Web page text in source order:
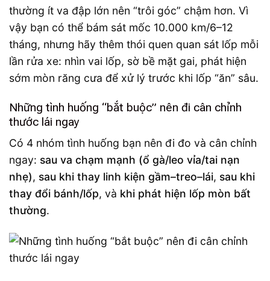
thường ít va đập lớn nên “trôi góc” chậm hơn. Vì
vậy bạn có thể bám sát mốc 10.000 km/6–12
tháng, nhưng hãy thêm thói quen quan sát lốp mỗi
lần rửa xe: nhìn vai lốp, sờ bề mặt gai, phát hiện
sớm mòn răng cưa để xử lý trước khi lốp “ăn” sâu.
Những tình huống “bắt buộc” nên đi cân chỉnh
thước lái ngay
Có 4 nhóm tình huống bạn nên đi đo và cân chỉnh
ngay: sau va chạm mạnh (ổ gà/leo vỉa/tai nạn
nhẹ), sau khi thay linh kiện gầm–treo–lái, sau khi
thay đổi bánh/lốp, và khi phát hiện lốp mòn bất
thường.